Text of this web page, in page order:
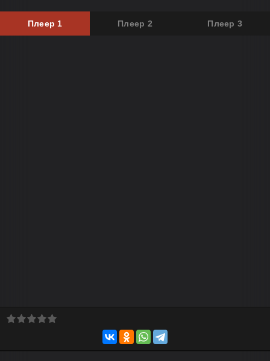
Плеер 1 Плеер 2 Плеер 3